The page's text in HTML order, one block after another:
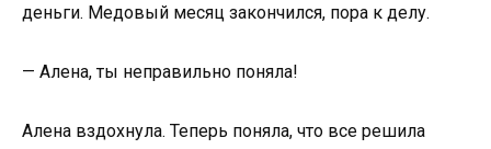
деньги. Медовый месяц закончился, пора к делу.
— Алена, ты неправильно поняла!
Алена вздохнула. Теперь поняла, что все решила